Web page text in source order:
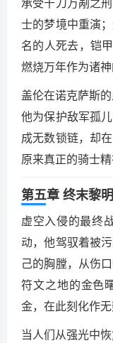
士的梦境中重演
名的人死去，铠
燃烧万年作为诸神
盖伦在诺克萨斯
他为保护敌军孤
成无数锁链，却
原来真正的骑士
第五章 终末黎
虚空入侵的最终
动，他驾驭着被
己的胸膛，从伤
符文之地的金色
金，在此刻化作
当人们从强光中